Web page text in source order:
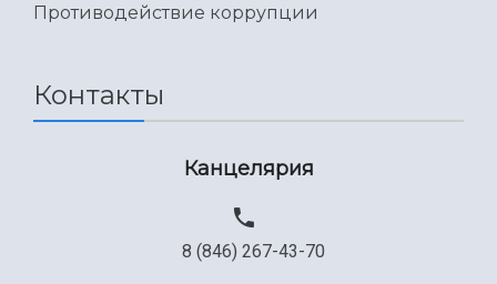
Противодействие коррупции
Контакты
Канцелярия
8 (846) 267-43-70